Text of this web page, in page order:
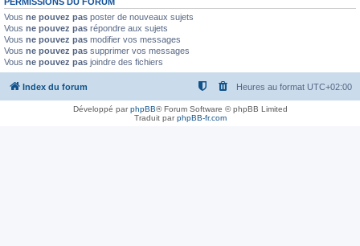
Vous ne pouvez pas poster de nouveaux sujets
Vous ne pouvez pas répondre aux sujets
Vous ne pouvez pas modifier vos messages
Vous ne pouvez pas supprimer vos messages
Vous ne pouvez pas joindre des fichiers
Index du forum Heures au format UTC+02:00
Développé parphpBB® Forum Software © phpBB Limited
Traduit parphpBB-fr.com